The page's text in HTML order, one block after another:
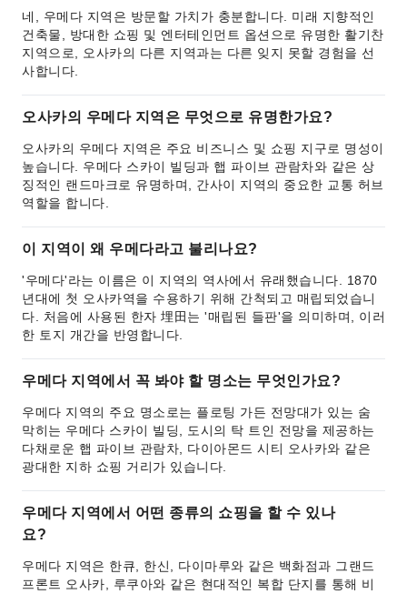
네, 우메다 지역은 방문할 가치가 충분합니다. 미래 지향적인
건축물, 방대한 쇼핑 및 엔터테인먼트 옵션으로 유명한 활기찬
지역으로, 오사카의 다른 지역과는 다른 잊지 못할 경험을 선
사합니다.
오사카의 우메다 지역은 무엇으로 유명한가요?
오사카의 우메다 지역은 주요 비즈니스 및 쇼핑 지구로 명성이
높습니다. 우메다 스카이 빌딩과 햅 파이브 관람차와 같은 상
징적인 랜드마크로 유명하며, 간사이 지역의 중요한 교통 허브
역할을 합니다.
이 지역이 왜 우메다라고 불리나요?
'우메다'라는 이름은 이 지역의 역사에서 유래했습니다. 1870
년대에 첫 오사카역을 수용하기 위해 간척되고 매립되었습니
다. 처음에 사용된 한자 埋田는 '매립된 들판'을 의미하며, 이러
한 토지 개간을 반영합니다.
우메다 지역에서 꼭 봐야 할 명소는 무엇인가요?
우메다 지역의 주요 명소로는 플로팅 가든 전망대가 있는 숨
막히는 우메다 스카이 빌딩, 도시의 탁 트인 전망을 제공하는
다채로운 햅 파이브 관람차, 다이아몬드 시티 오사카와 같은
광대한 지하 쇼핑 거리가 있습니다.
우메다 지역에서 어떤 종류의 쇼핑을 할 수 있나
요?
우메다 지역은 한큐, 한신, 다이마루와 같은 백화점과 그랜드
프론트 오사카, 루쿠아와 같은 현대적인 복합 단지를 통해 비